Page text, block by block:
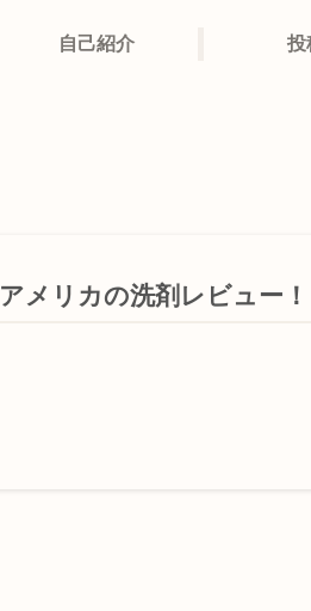
自己紹介 投
アメリカの洗剤レビュー